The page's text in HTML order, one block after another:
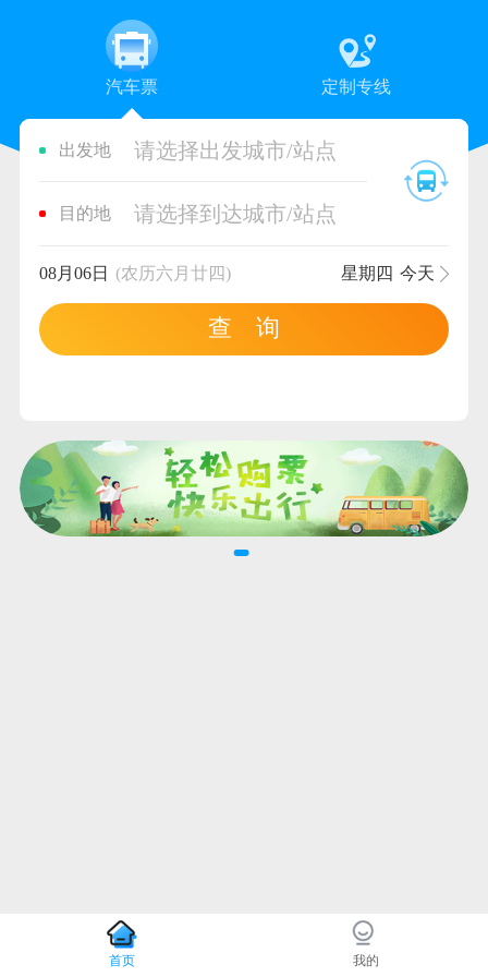
汽车票 定制专线
出发地 请选择出发城市/站点
目的地 请选择到达城市/站点
08月06日 (农历六月廿四) 星期四 今天
查 询
首页 我的